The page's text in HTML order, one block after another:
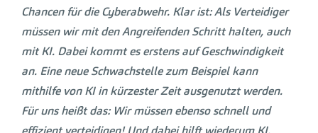
Chancen für die Cyberabwehr. Klar ist: Als Verteidiger
müssen wir mit den Angreifenden Schritt halten, auch
mit KI. Dabei kommt es erstens auf Geschwindigkeit
an. Eine neue Schwachstelle zum Beispiel kann
mithilfe von KI in kürzester Zeit ausgenutzt werden.
Für uns heißt das: Wir müssen ebenso schnell und